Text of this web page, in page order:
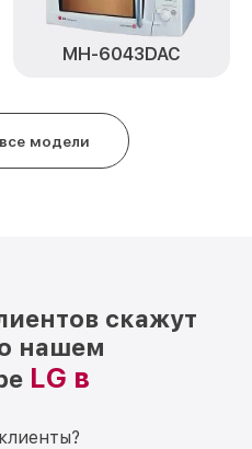
MH-6043DAC
модели
скажут
нашем
LG в